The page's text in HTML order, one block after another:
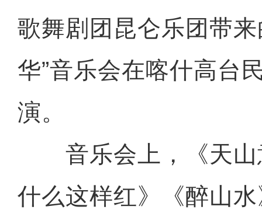
歌舞剧团昆仑乐团带
华”音乐会在喀什高台
演。
音乐会上，《天山
什么这样红》《醉山